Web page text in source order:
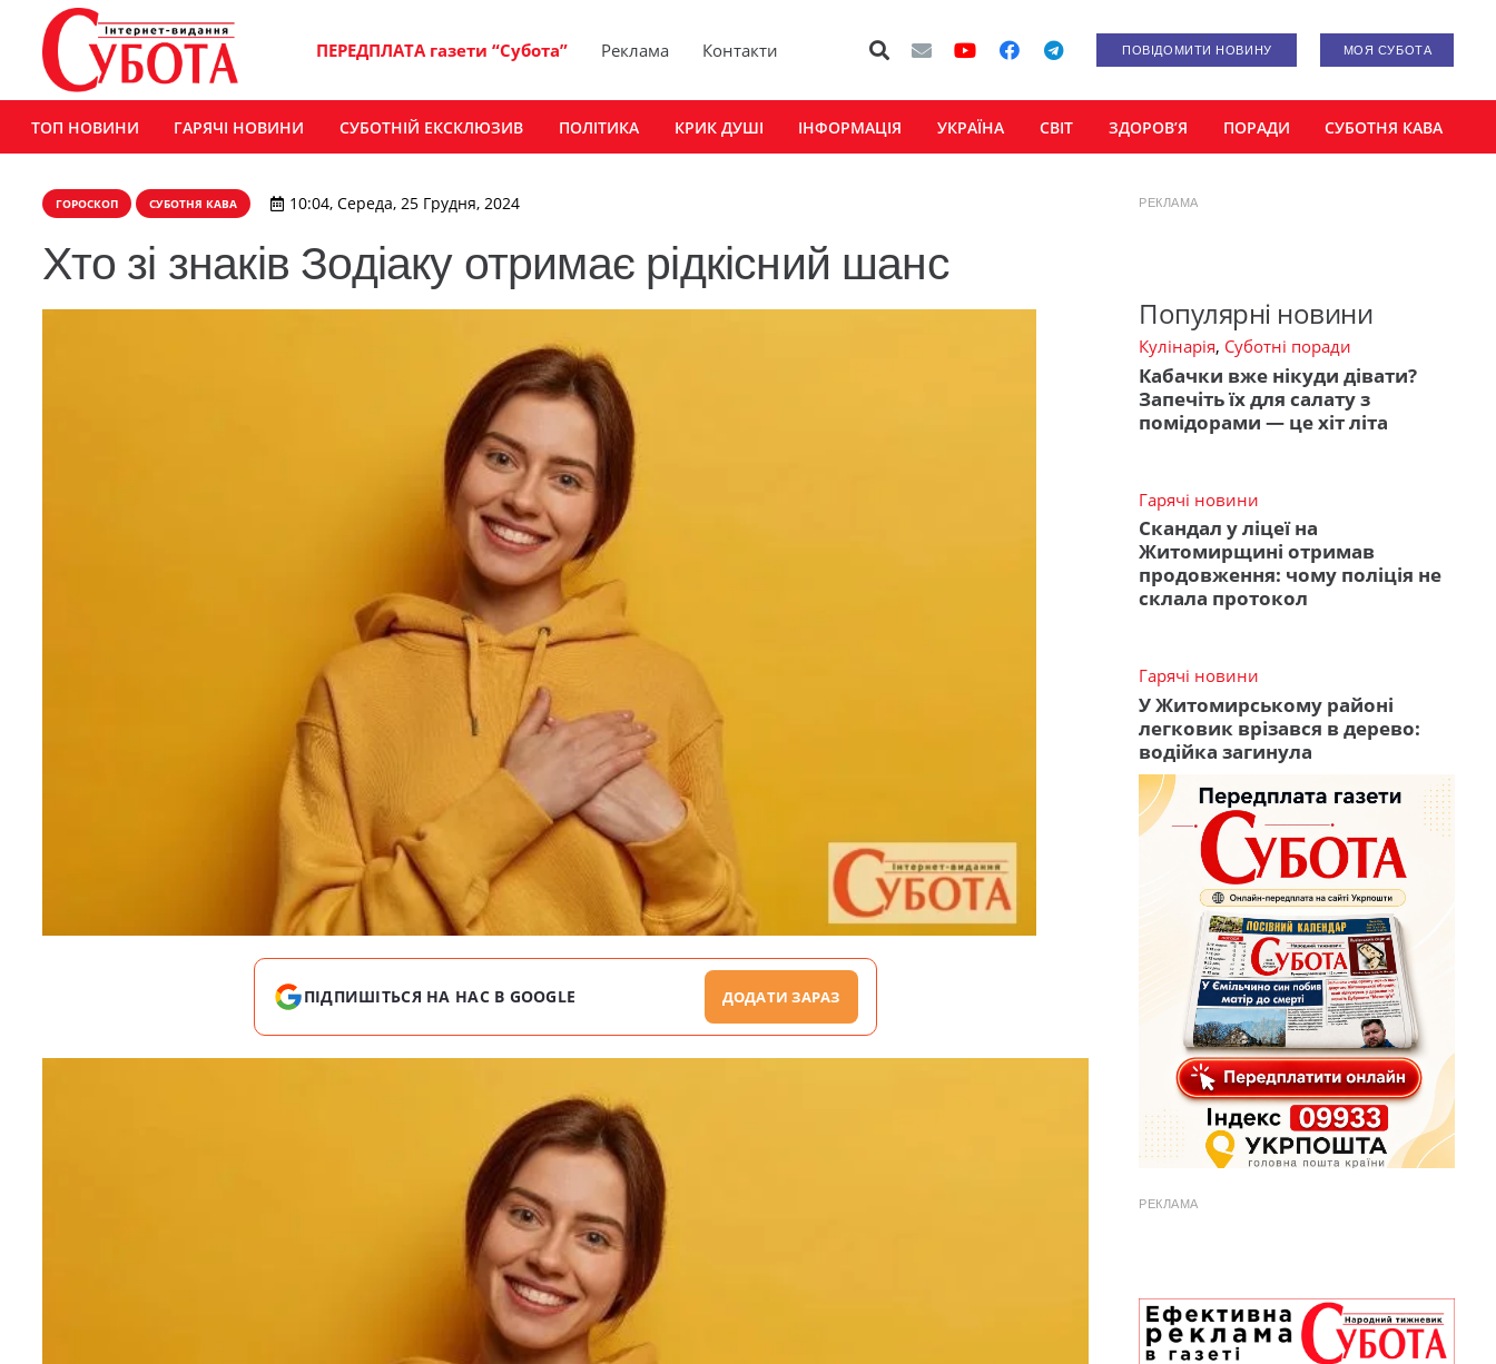
ПЕРЕДПЛАТА газети “Субота” Реклама Контакти ПОВІДОМИТИ НОВИНУ МОЯ СУБОТА
ТОП НОВИНИ ГАРЯЧІ НОВИНИ СУБОТНІЙ ЕКСКЛЮЗИВ ПОЛІТИКА КРИК ДУШІ ІНФОРМАЦІЯ УКРАЇНА СВІТ ЗДОРОВ’Я ПОРАДИ СУБОТНЯ КАВА
ГОРОСКОП СУБОТНЯ КАВА 10:04, Середа, 25 Грудня, 2024
Хто зі знаків Зодіаку отримає рідкісний шанс
ПІДПИШІТЬСЯ НА НАС В GOOGLE ДОДАТИ ЗАРАЗ
РЕКЛАМА
Популярні новини
Кулінарія, Суботні поради
Кабачки вже нікуди дівати?
Запечіть їх для салату з
помідорами — це хіт літа
Гарячі новини
Скандал у ліцеї на
Житомирщині отримав
продовження: чому поліція не
склала протокол
Гарячі новини
У Житомирському районі
легковик врізався в дерево:
водійка загинула
РЕКЛАМА